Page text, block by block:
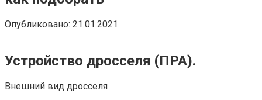
Опубликовано: 21.01.2021
Устройство дросселя (ПРА).
Внешний вид дросселя